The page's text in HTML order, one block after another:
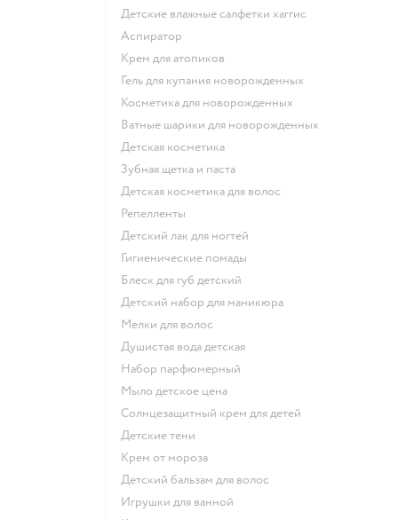
детские влажные салфетки хаггис
аспиратор
крем для атопиков
гель для купания новорожденных
косметика для новорожденных
ватные шарики для новорожденных
детская косметика
зубная щетка и паста
детская косметика для волос
репелленты
детский лак для ногтей
гигиенические помады
блеск для губ детский
детский набор для маникюра
мелки для волос
душистая вода детская
набор парфюмерный
мыло детское цена
солнцезащитный крем для детей
детские тени
крем от мороза
детский бальзам для волос
игрушки для ванной